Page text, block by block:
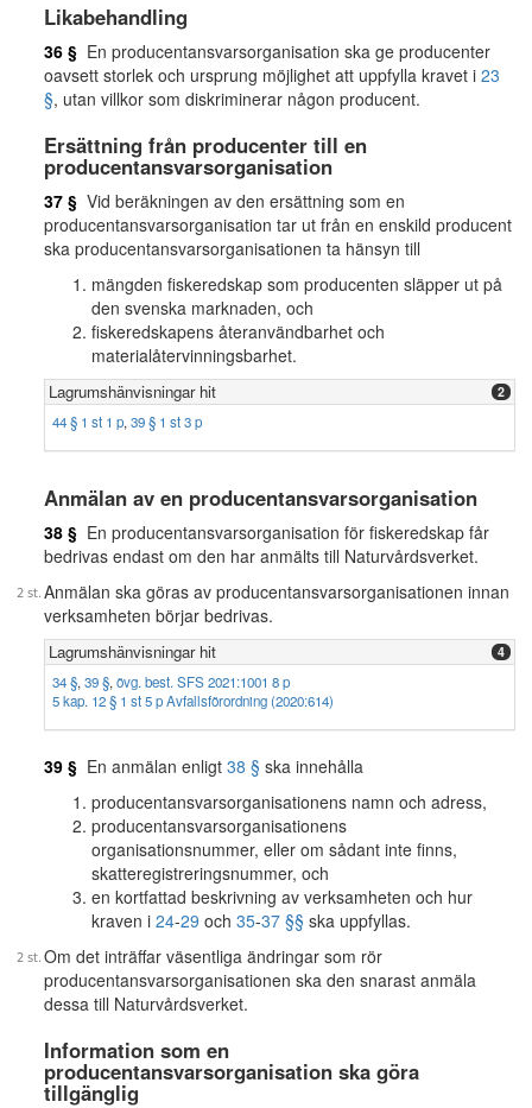
Likabehandling
36 § En producentansvarsorganisation ska ge producenter
oavsett storlek och ursprung möjlighet att uppfylla kravet i 23
§, utan villkor som diskriminerar någon producent.
Ersättning från producenter till en
producentansvarsorganisation
37 § Vid beräkningen av den ersättning som en
producentansvarsorganisation tar ut från en enskild producent
ska producentansvarsorganisationen ta hänsyn till
mängden fiskeredskap som producenten släpper ut på
den svenska marknaden, och
fiskeredskapens återanvändbarhet och
materialåtervinningsbarhet.
Lagrumshänvisningar hit 2
44 § 1 st 1 p, 39 § 1 st 3 p
Anmälan av en producentansvarsorganisation
38 § En producentansvarsorganisation för fiskeredskap får
bedrivas endast om den har anmälts till Naturvårdsverket.
Anmälan ska göras av producentansvarsorganisationen innan
verksamheten börjar bedrivas.
Lagrumshänvisningar hit 4
34 §, 39 §, övg. best. SFS 2021:1001 8 p
5 kap. 12 § 1 st 5 p Avfallsförordning (2020:614)
39 § En anmälan enligt 38 § ska innehålla
producentansvarsorganisationens namn och adress,
producentansvarsorganisationens
organisationsnummer, eller om sådant inte finns,
skatteregistreringsnummer, och
en kortfattad beskrivning av verksamheten och hur
kraven i 24-29 och 35-37 §§ ska uppfyllas.
Om det inträffar väsentliga ändringar som rör
producentansvarsorganisationen ska den snarast anmäla
dessa till Naturvårdsverket.
Information som en
producentansvarsorganisation ska göra
tillgänglig